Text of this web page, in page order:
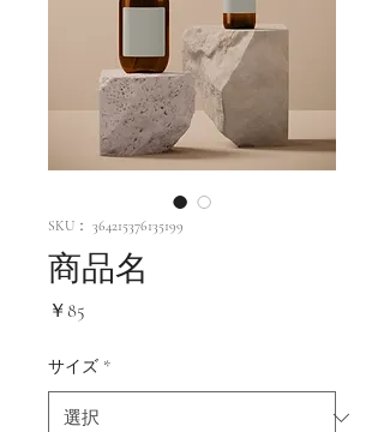
SKU： 364215376135199
商品名
￥85
サイズ *